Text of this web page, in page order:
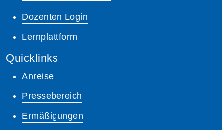
Dozenten Login
Lernplattform
Quicklinks
Anreise
Pressebereich
Ermäßigungen